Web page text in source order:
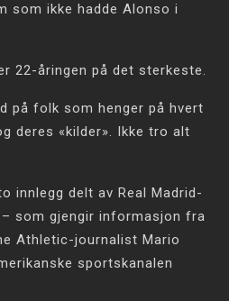
som ikke hadde Alonso i
22-åringen på det sterkeste.
på folk som henger på hvert
deres «kilder». Ikke tro alt
innlegg delt av Real Madrid-
som gjengir informasjon fra
Athletic-journalist Mario
sportskanalen